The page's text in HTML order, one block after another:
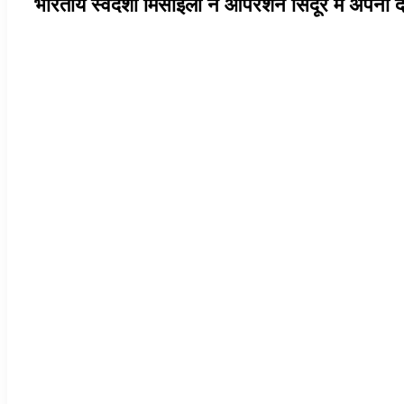
भारतीय स्वदेशी मिसाइलों ने ऑपरेशन सिंदूर में अपना